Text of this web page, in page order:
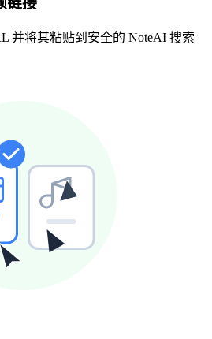
并将其粘贴到安全的 NoteAI 搜索